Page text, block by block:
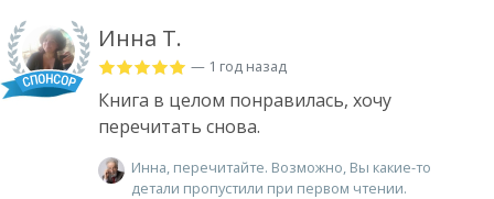
Инна Т.
— 1 год назад
Книга в целом понравилась, хочу
перечитать снова.
Инна, перечитайте. Возможно, Вы какие-то
детали пропустили при первом чтении.